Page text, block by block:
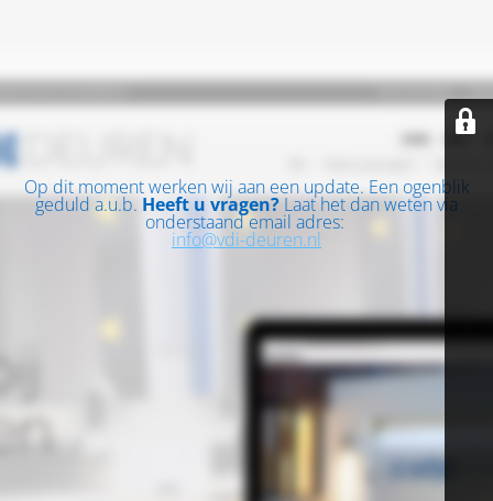
Op dit moment werken wij aan een update. Een ogenblik
geduld a.u.b. Heeft u vragen? Laat het dan weten via
onderstaand email adres:
info@vdi-deuren.nl